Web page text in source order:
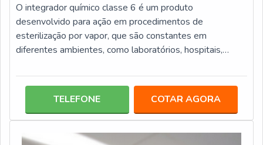
O integrador químico classe 6 é um produto
desenvolvido para ação em procedimentos de
esterilização por vapor, que são constantes em
diferentes ambientes, como laboratórios, hospitais,
modalidade de EMULADOR químico tem um papel
avalia diferentes parâmetros, tais como: Qualidade do
vapor; Tempo de exposição; Temperatura.Informações
específicas do integrador químicoO emulador químico tip
TELEFONE COTAR AGORA